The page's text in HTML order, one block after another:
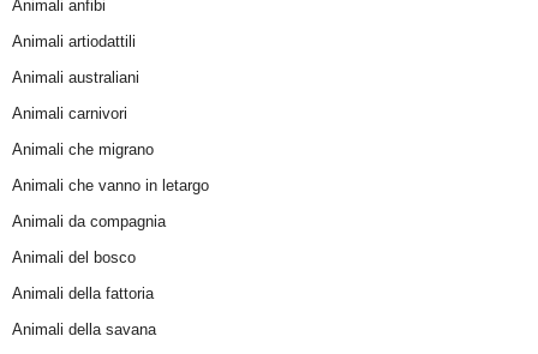
Animali anfibi
Animali artiodattili
Animali australiani
Animali carnivori
Animali che migrano
Animali che vanno in letargo
Animali da compagnia
Animali del bosco
Animali della fattoria
Animali della savana